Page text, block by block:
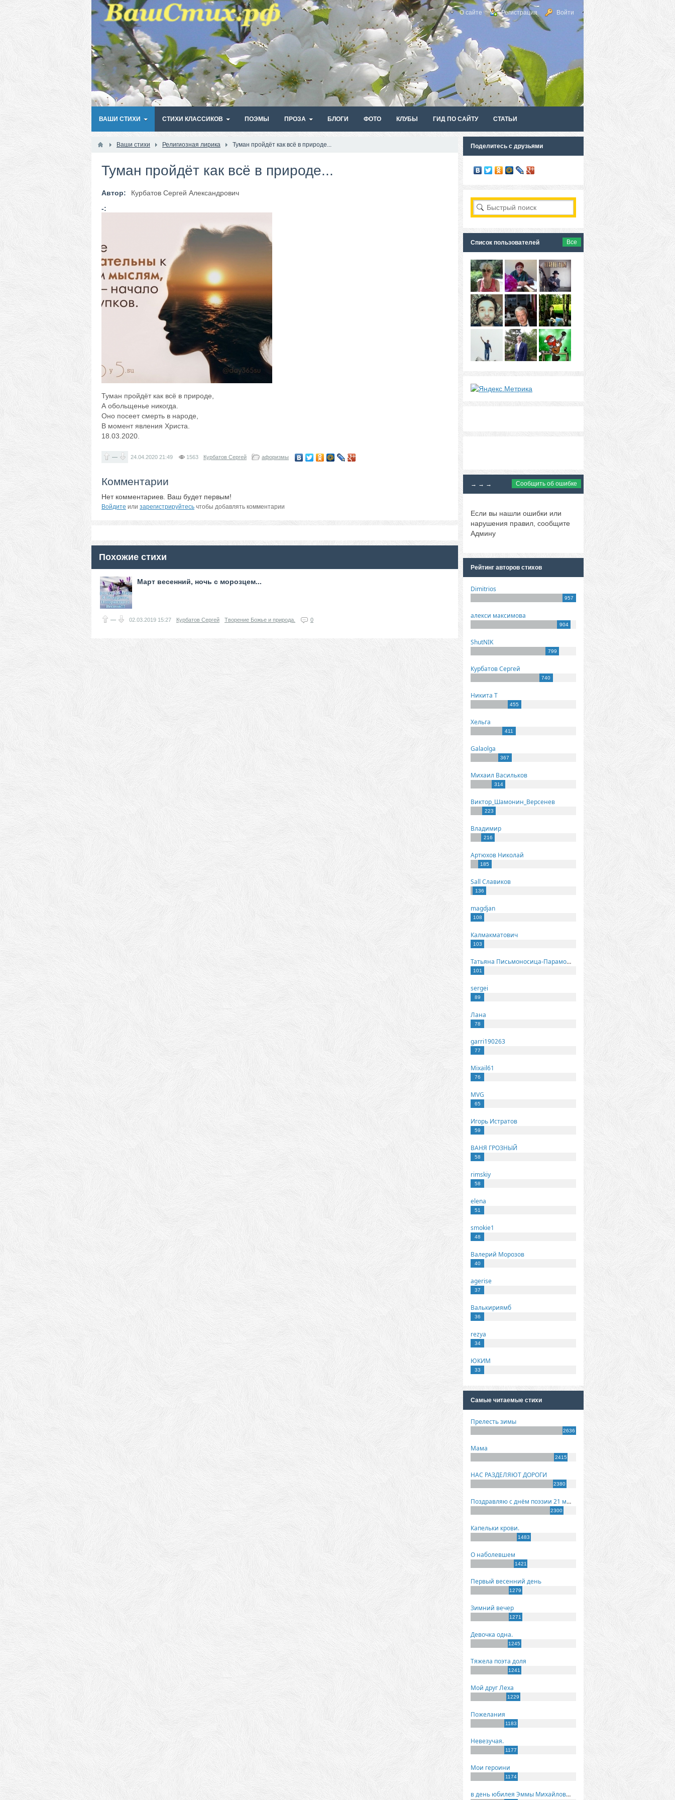
О сайте Регистрация Войти
ВАШИ СТИХИ СТИХИ КЛАССИКОВ ПОЭМЫ ПРОЗА БЛОГИ ФОТО КЛУБЫ ГИД ПО САЙТУ СТАТЬИ
Ваши стихи Религиозная лирика Туман пройдёт как всё в природе...
Туман пройдёт как всё в природе...
Автор:
Курбатов Сергей Александрович
-:
Туман пройдёт как всё в природе,
А обольщенье никогда.
Оно посеет смерть в народе,
В момент явления Христа.
18.03.2020.
— 24.04.2020 21:49 1563 Курбатов Сергей афоризмы
Комментарии
Нет комментариев. Ваш будет первым!
Войдите или зарегистрируйтесь чтобы добавлять комментарии
Похожие стихи
Март весенний, ночь с морозцем...
— 02.03.2019 15:27 Курбатов Сергей Творение Божье и природа. 0
Поделитесь с друзьями
Список пользователей Все
→ → → Сообщить об ошибке
Если вы нашли ошибки или
нарушения правил, сообщите
Админу
Рейтинг авторов стихов
Dimitrios
957
алекси максимова
904
ShutNIK
799
Курбатов Сергей
740
Никита Т
455
Хельга
411
Galaolga
367
Михаил Васильков
314
Виктор_Шамонин_Версенев
223
Владимир
216
Артюхов Николай
185
Sall Славиков
136
magdjan
108
Калмакматович
103
Татьяна Письмоносица-Парамонова
101
sergei
89
Лана
78
garri190263
77
Mixail61
76
MVG
65
Игорь Истратов
59
ВАНЯ ГРОЗНЫЙ
58
rimskiy
58
elena
51
smokie1
48
Валерий Морозов
40
agerise
37
Валькириямб
36
rezya
34
ЮКИМ
33
Самые читаемые стихи
Прелесть зимы
2636
Мама
2415
НАС РАЗДЕЛЯЮТ ДОРОГИ
2380
Поздравляю с днём поэзии 21 марта!
2300
Капельки крови.
1483
О наболевшем
1421
Первый весенний день
1279
Зимний вечер
1271
Девочка одна.
1245
Тяжела поэта доля
1241
Мой друг Леха
1229
Пожелания
1183
Невезучая.
1177
Мои героини
1174
в день юбилея Эммы Михайловны Киселевой